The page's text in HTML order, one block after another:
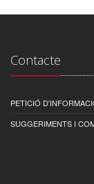
Contacte
PETICIÓ
SUGGERIMENTS I